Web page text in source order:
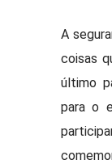
A
coisas
último
para o